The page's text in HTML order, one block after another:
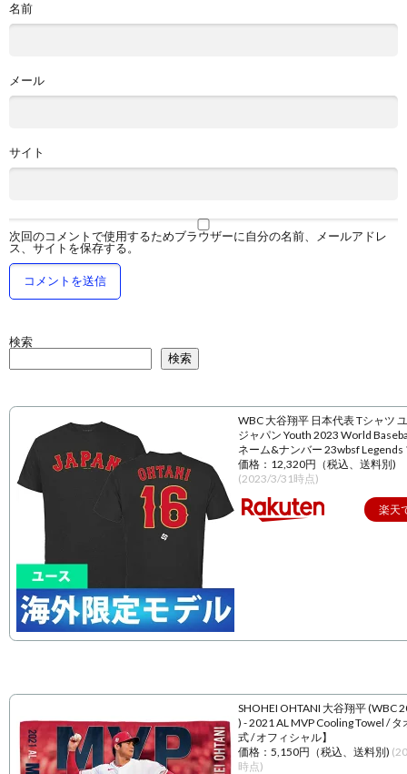
名前
メール
サイト
次回のコメントで使用するためブラウザーに自分の名前、メールアドレ
ス、サイトを保存する。
検索
検索
WBC 大谷翔平 日本代表 Tシャツ
ジャパン Youth 2023 World
ネーム&ナンバー 23wbsf Legends
価格：12,320円（税込、送料別)
(2023/3/31時点)
楽天
SHOHEI OHTANI 大谷翔平 (WBC
) - 2021 AL MVP Cooling Towel / タ
式 / オフィシャル】
価格：5,150円（税込、送料別)
時点)